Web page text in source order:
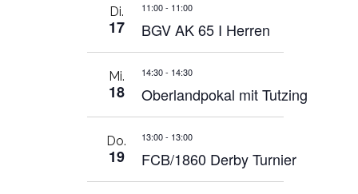
Di.
17
11:00- 11:00
BGV AK 65 I Herren
Mi.
18
14:30- 14:30
Oberlandpokal mit Tutzing
Do.
19
13:00- 13:00
FCB/1860 Derby Turnier